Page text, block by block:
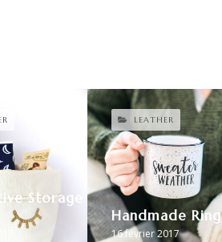
Storage
16 février 2017
Handmade Ring
LEATHER